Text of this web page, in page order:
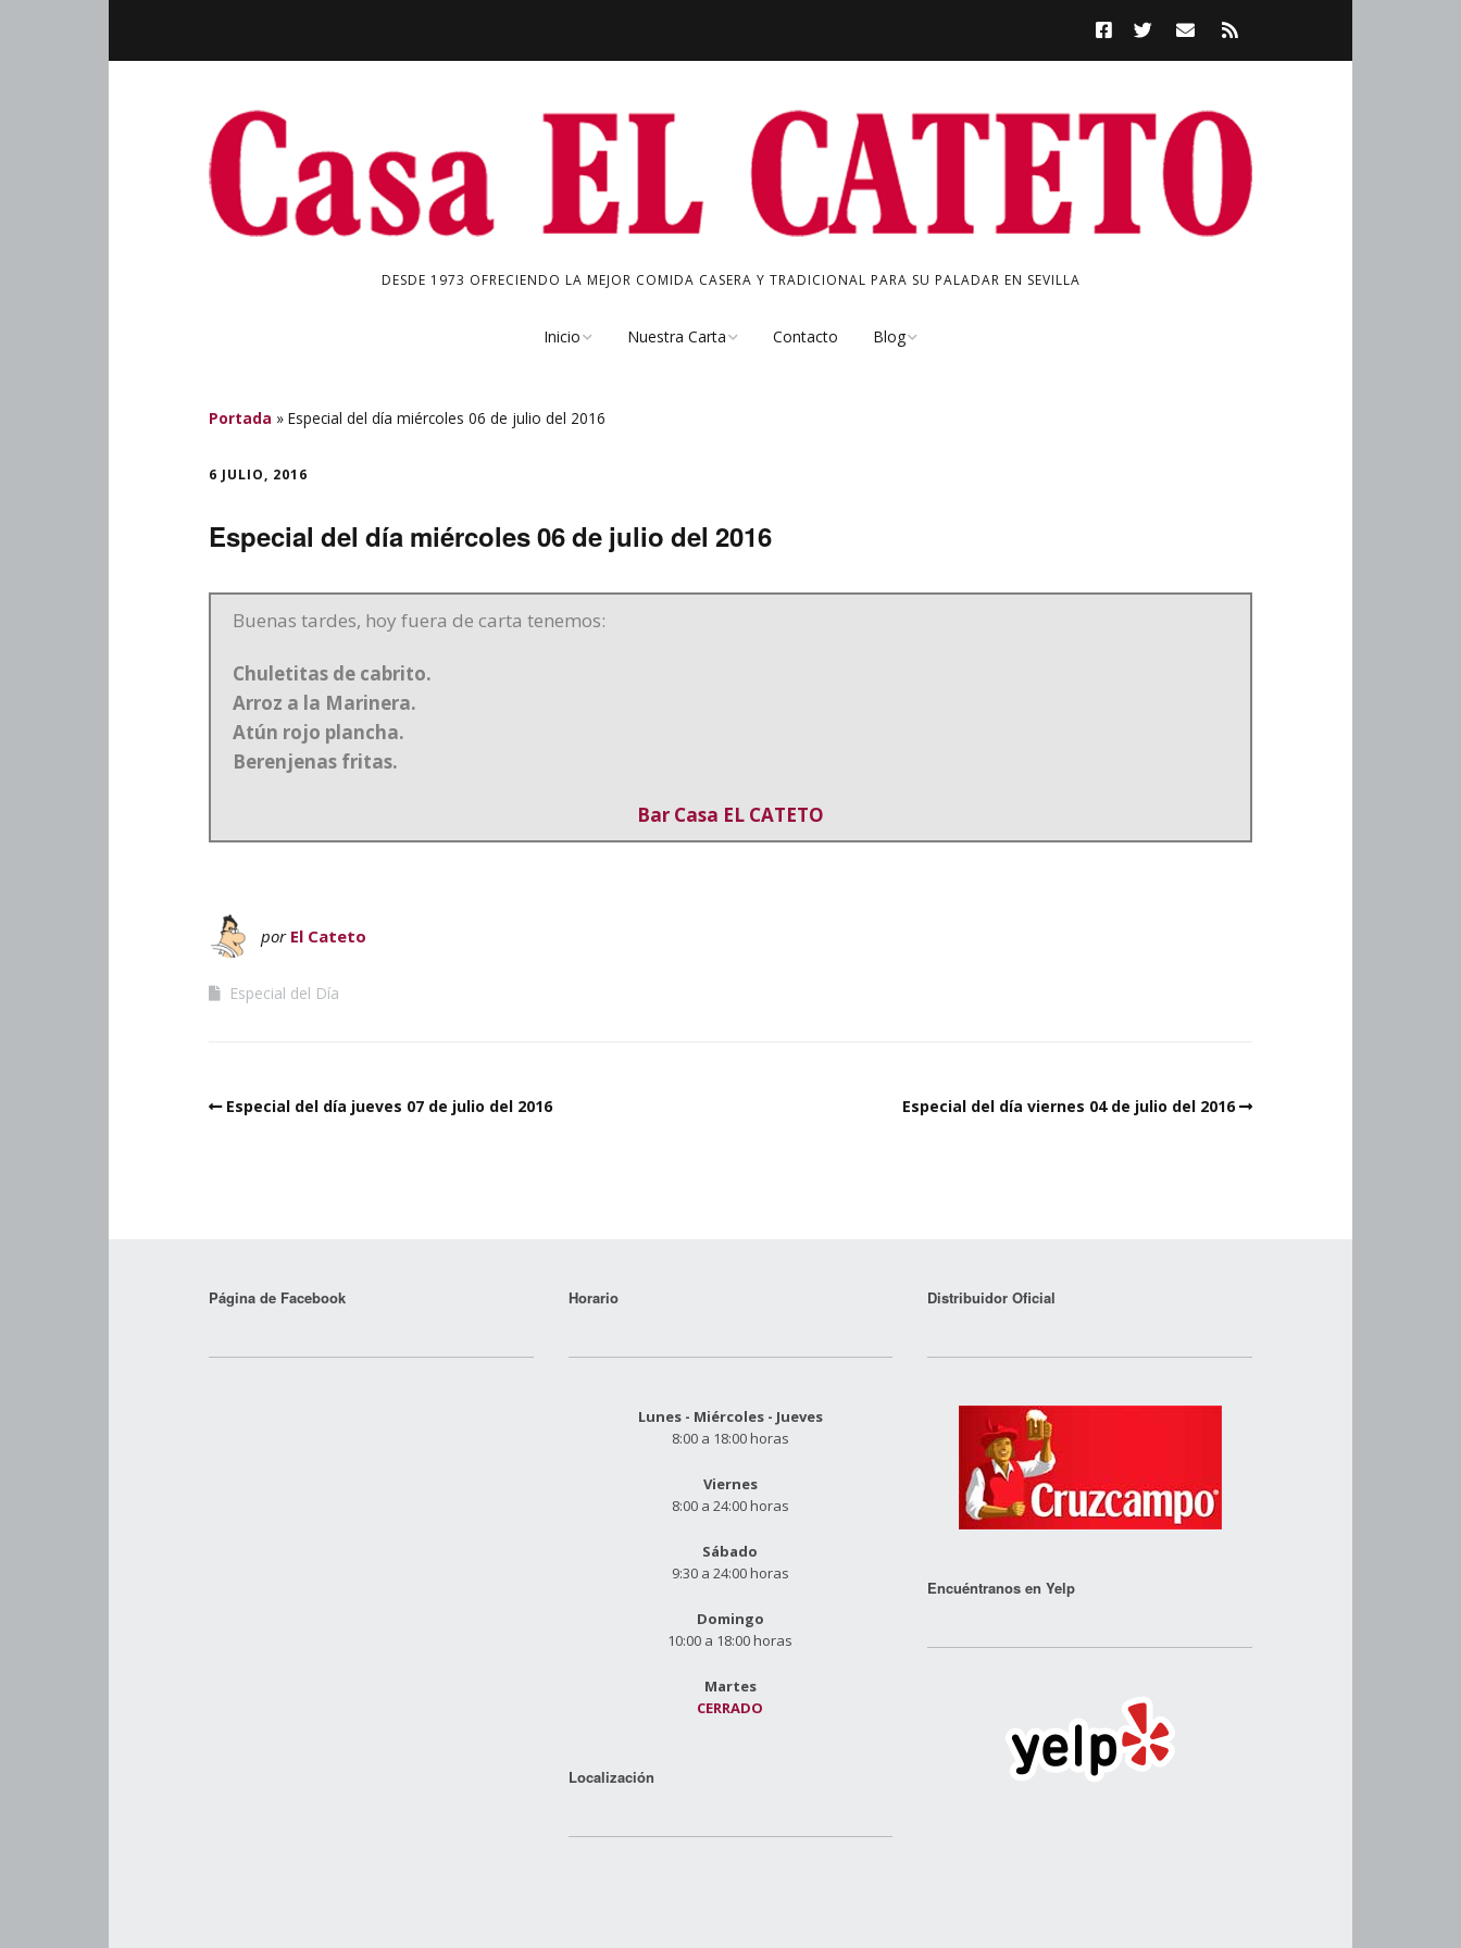
DESDE 1973 OFRECIENDO LA MEJOR COMIDA CASERA Y TRADICIONAL PARA SU PALADAR EN SEVILLA
Inicio Nuestra Carta
Guisos
Pollo
Postres
Contacto Blog
Portada » Especial del día miércoles 06 de julio del 2016
6 JULIO, 2016
Especial del día miércoles 06 de julio del 2016
Buenas tardes, hoy fuera de carta tenemos:
Chuletitas de cabrito.
Arroz a la Marinera.
Atún rojo plancha.
Berenjenas fritas.
Bar Casa EL CATETO
por El Cateto
Especial del Día
Especial del día jueves 07 de julio del 2016 Especial del día viernes 04 de julio del 2016
Página de Facebook Horario
Lunes - Miércoles - Jueves
8:00 a 18:00 horas
Viernes
8:00 a 24:00 horas
Sábado
9:30 a 24:00 horas
Domingo
10:00 a 18:00 horas
Martes
CERRADO
Localización
Distribuidor Oficial
Encuéntranos en Yelp